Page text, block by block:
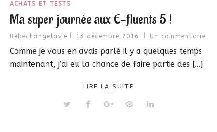
ACHATS ET TESTS
Ma super journée aux E-fluents 5 !
Bebechangelavie 13 décembre 2016 Un commentaire
Comme je vous en avais parlé il y a quelques temps
maintenant, j’ai eu la chance de faire partie des […]
LIRE LA SUITE